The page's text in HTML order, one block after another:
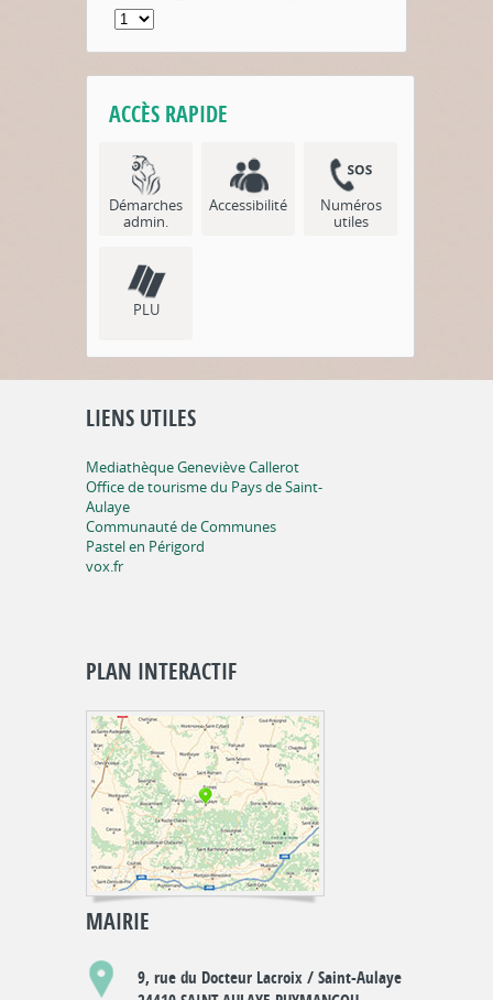
ACCÈS RAPIDE
Démarches
admin.
Accessibilité
Numéros
utiles
PLU
LIENS UTILES
Mediathèque Geneviève Callerot
Office de tourisme du Pays de Saint-
Aulaye
Communauté de Communes
Pastel en Périgord
vox.fr
PLAN INTERACTIF
MAIRIE
9, rue du Docteur Lacroix / Saint-Aulaye